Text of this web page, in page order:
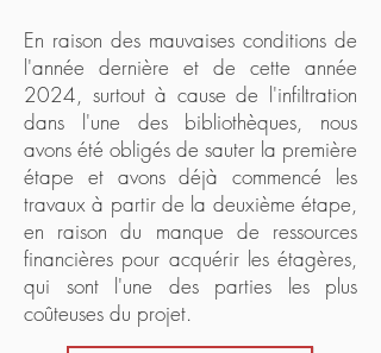
En raison des mauvaises conditions de
l'année dernière et de cette année
2024, surtout à cause de l'infiltration
dans l'une des bibliothèques, nous
avons été obligés de sauter la première
étape et avons déjà commencé les
travaux à partir de la deuxième étape,
en raison du manque de ressources
financières pour acquérir les étagères,
qui sont l'une des parties les plus
coûteuses du projet.